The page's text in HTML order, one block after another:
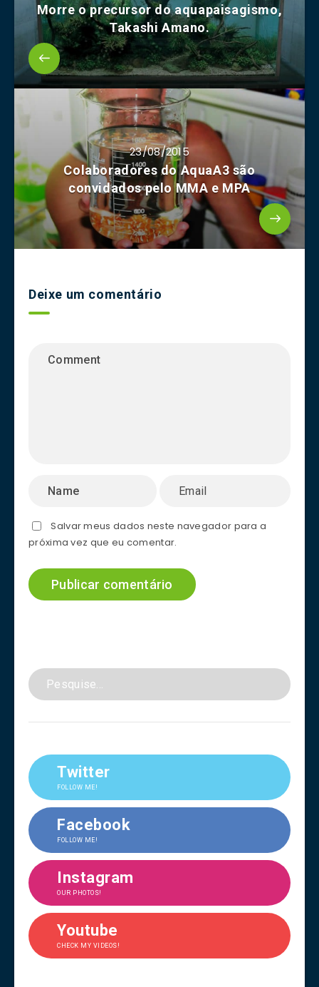
Morre o precursor do aquapaisagismo,
Takashi Amano.
23/08/2015
Colaboradores do AquaA3 são
convidados pelo MMA e MPA
Deixe um comentário
Salvar meus dados neste navegador para a
próxima vez que eu comentar.
Twitter
FOLLOW ME!
Facebook
FOLLOW ME!
Instagram
OUR PHOTOS!
Youtube
CHECK MY VIDEOS!